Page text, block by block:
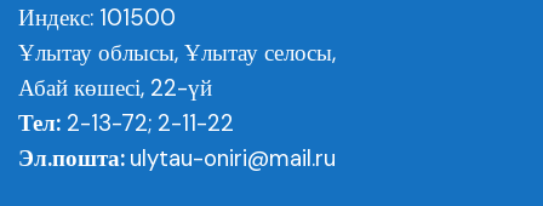
Индекс: 101500
Ұлытау облысы, Ұлытау селосы,
Абай көшесі, 22-үй
Тел: 2-13-72; 2-11-22
Эл.пошта: ulytau-oniri@mail.ru